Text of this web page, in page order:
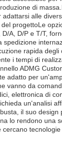
di
adattarsi alle
progettoLe
D/A, D/P e T/T,
spedizione
rapida degli
i tempi di
ADMG
adatto per
vanno da
elettronica di
un'analisi
il suo design
lo rendono una
cercano